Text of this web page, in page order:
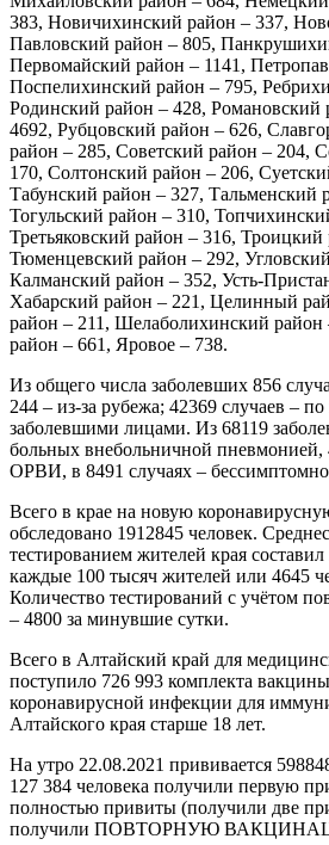
383, Новичихинский район – 337,
Павловский район – 805,
Первомайский район – 1141,
Поспелихинский район – 795,
Родинский район – 428, Романовский
4692, Рубцовский район – 626,
район – 285, Советский район – 204,
170, Солтонский район – 206,
Табунский район – 327, Тальменский
Тогульский район – 310,
Третьяковский район – 316, Троицкий
Тюменцевский район – 292,
Калманский район – 352, Усть-
Хабарский район – 221, Целинный
район – 211, Шелаболихинский
район – 661, Яровое – 738.
Из общего числа заболевших 856
244 – из-за рубежа; 42369 случаев – по
заболевшими лицами. Из 68119
больных внебольничной пневмонией,
ОРВИ, в 8491 случаях –
Всего в крае на новую
обследовано 1912845 человек.
тестированием жителей края
каждые 100 тысяч жителей или 4645
Количество тестирований с учётом
– 4800 за минувшие сутки.
Всего в Алтайский край для
поступило 726 993 комплекта
коронавирусной инфекции для
Алтайского края старше 18 лет.
На утро 22.08.2021 прививается
127 384 человека получили первую
полностью привиты (получили две
получили ПОВТОРНУЮ